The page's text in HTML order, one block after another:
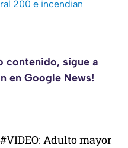
200 e incendian
contenido, sigue a
en Google News!
#VIDEO: Adulto mayor